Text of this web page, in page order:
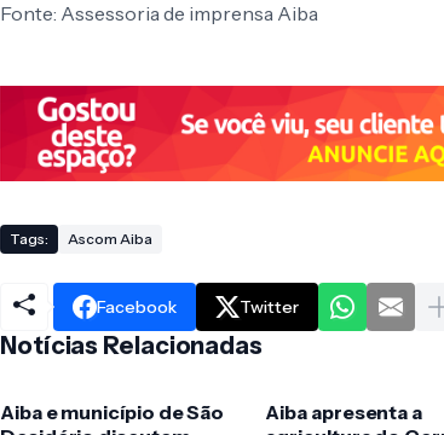
Fonte: Assessoria de imprensa Aiba
Tags: Ascom Aiba
Facebook Twitter
Notícias Relacionadas
Aiba e município de São
Aiba apresenta a